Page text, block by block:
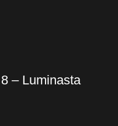
– Luminasta